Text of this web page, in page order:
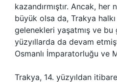
kazandırmıştır. Ancak, her
büyük olsa da, Trakya
gelenekleri yaşatmış ve
yüzyıllarda da devam
Osmanlı İmparatorluğu ve
Trakya, 14. yüzyıldan